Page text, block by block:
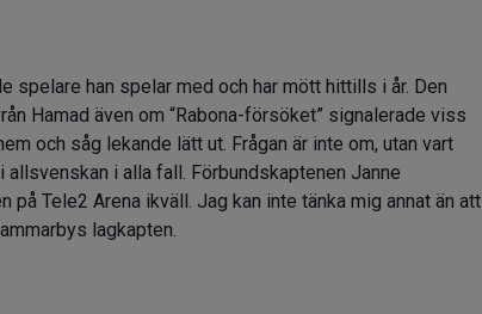
spelare han spelar med och har mött hittills i år. Den
Hamad även om “Rabona-försöket” signalerade viss
och såg lekande lätt ut. Frågan är inte om, utan vart
i alla fall. Förbundskaptenen Janne
Tele2 Arena ikväll. Jag kan inte tänka mig annat än att
lagkapten.